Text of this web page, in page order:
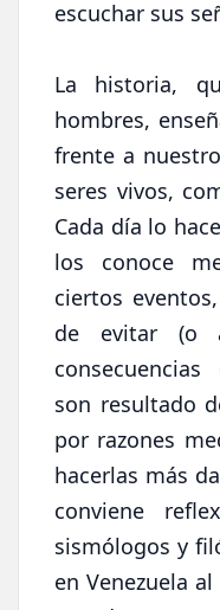
escuchar sus
La historia,
hombres,
frente a
seres vivos,
Cada día lo
los conoce
ciertos
de evitar (o
son resultado
por razones
hacerlas más
conviene
sismólogos y
en Venezuela